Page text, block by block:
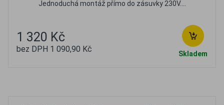
Jednoduchá montáž přímo do zásuvky 230V....
1 320 Kč
bez DPH 1 090,90 Kč Skladem